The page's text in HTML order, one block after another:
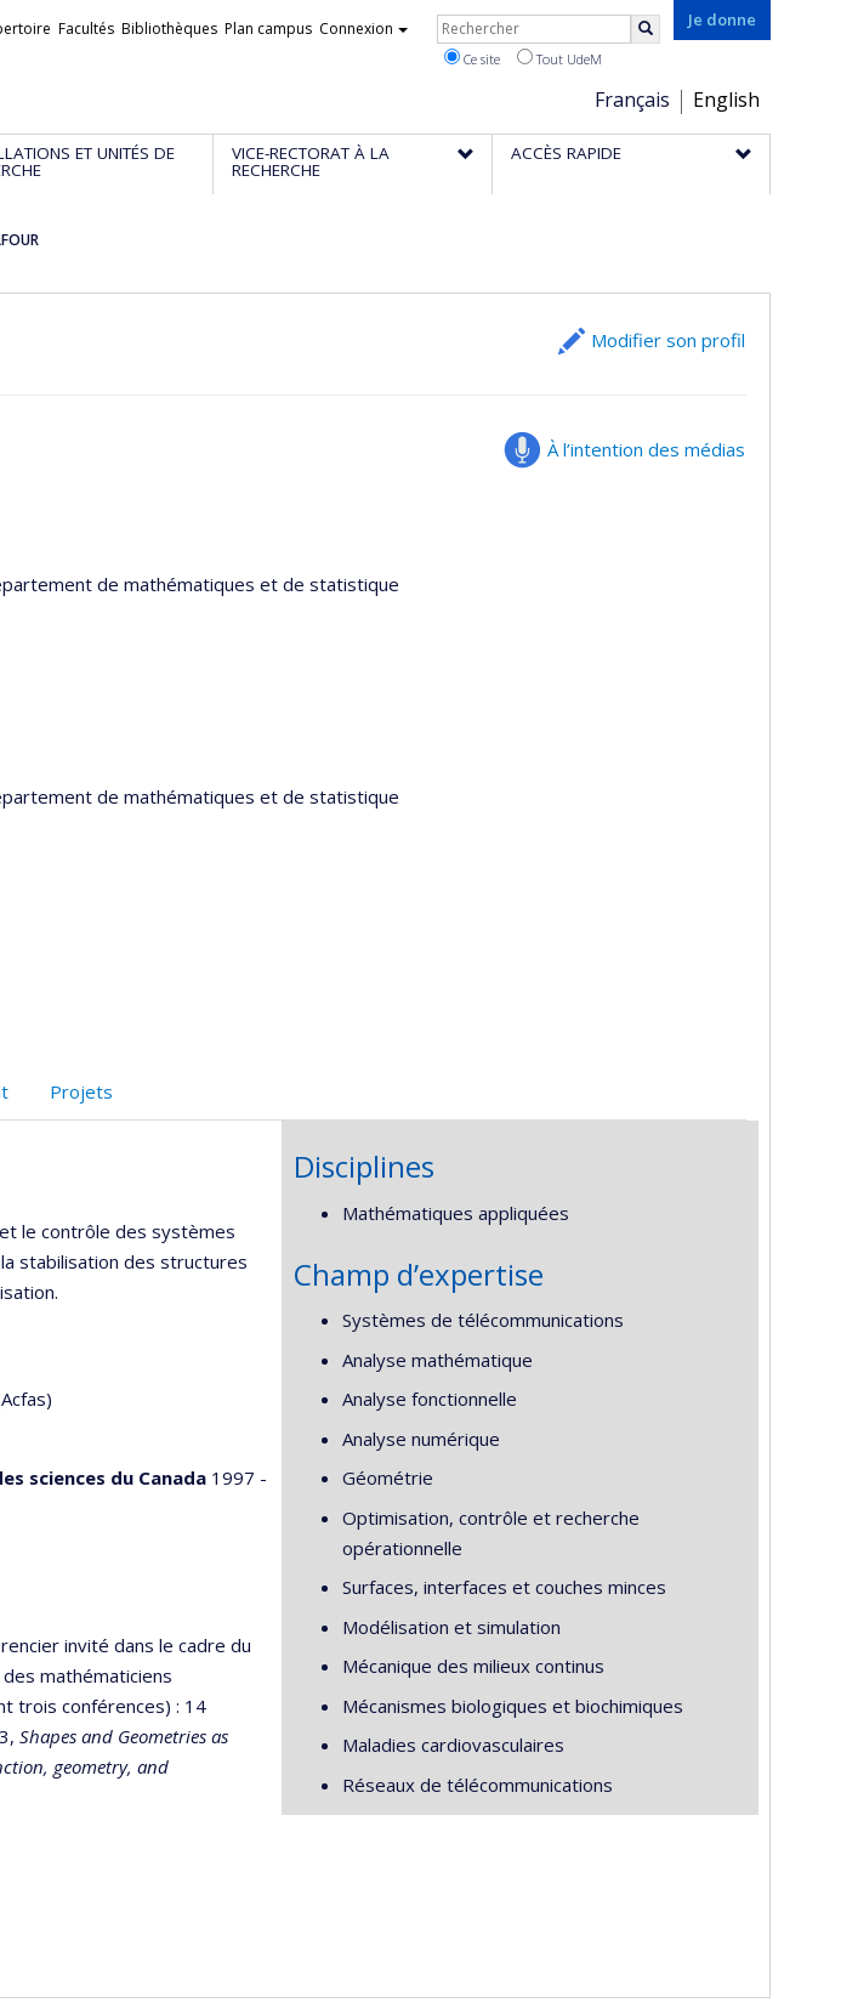
Je donne
Choix
de
la
Français English
Facultés Bibliothèques Plan campus Connexion Rechercher
Ce site Tout UdeM
ET UNITÉS DE VICE-RECTORAT À LA
RECHERCHE
ACCÈS RAPIDE
Modifier son profil
À l’intention des médias
de mathématiques et de statistique
de mathématiques et de statistique
Projets
le contrôle des systèmes
stabilisation des structures
sciences du Canada 1997 -
invité dans le cadre du
mathématiciens
trois conférences) : 14
Shapes and Geometries as
geometry, and
Disciplines
Mathématiques appliquées
Champ d’expertise
Systèmes de télécommunications
Analyse mathématique
Analyse fonctionnelle
Analyse numérique
Géométrie
Optimisation, contrôle et recherche
opérationnelle
Surfaces, interfaces et couches minces
Modélisation et simulation
Mécanique des milieux continus
Mécanismes biologiques et biochimiques
Maladies cardiovasculaires
Réseaux de télécommunications